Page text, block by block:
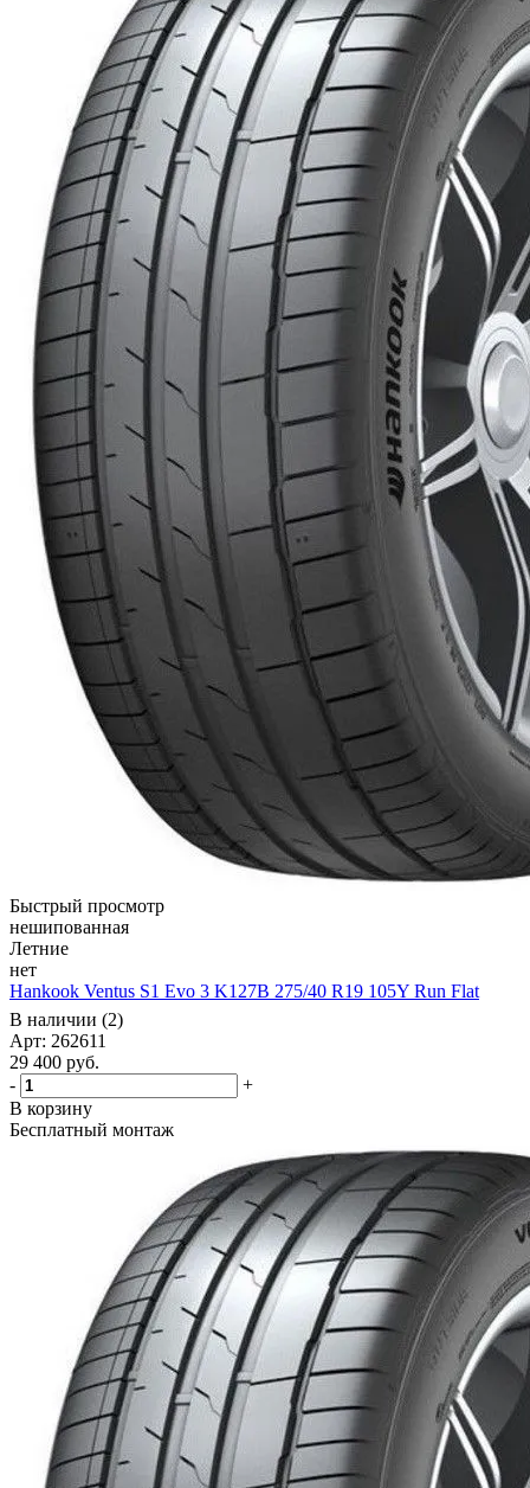
Быстрый просмотр
нешипованная
Летние
нет
Hankook Ventus S1 Evo 3 K127B 275/40 R19 105Y Run Flat
В наличии (2)
Арт: 262611
29 400 руб.
-
+
В корзину
Бесплатный монтаж